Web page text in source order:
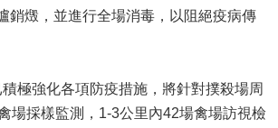
銷燬，並進行全場消毒，以阻絕疫病傳
極強化各項防疫措施，將針對撲殺場周
場採樣監測，1-3公里內42場禽場訪視檢